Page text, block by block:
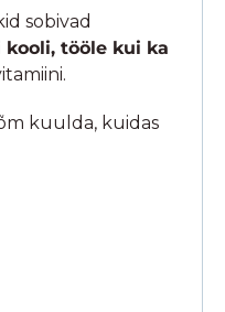
sobivad
tööle kui ka
kuulda, kuidas